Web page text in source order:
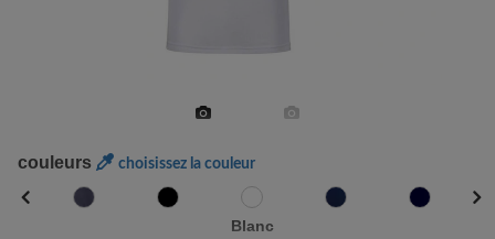
couleurs choisissez la couleur
Blanc